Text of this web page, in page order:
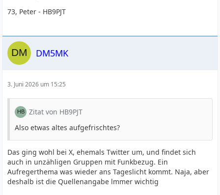
73, Peter - HB9PJT
DM5MK
3. Juni 2026 um 15:25
Zitat von HB9PJT
Also etwas altes aufgefrischtes?
Das ging wohl bei X, ehemals Twitter um, und findet sich
auch in unzähligen Gruppen mit Funkbezug. Ein
Aufregerthema was wieder ans Tageslicht kommt. Naja, aber
deshalb ist die Quellenangabe lmmer wichtig